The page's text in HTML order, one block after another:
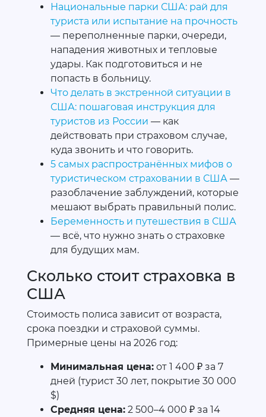
Национальные парки США: рай для
туриста или испытание на прочность
— переполненные парки, очереди,
нападения животных и тепловые
удары. Как подготовиться и не
попасть в больницу.
Что делать в экстренной ситуации в
США: пошаговая инструкция для
туристов из России — как
действовать при страховом случае,
куда звонить и что говорить.
5 самых распространённых мифов о
туристическом страховании в США —
разоблачение заблуждений, которые
мешают выбрать правильный полис.
Беременность и путешествия в США
— всё, что нужно знать о страховке
для будущих мам.
Сколько стоит страховка в
США
Стоимость полиса зависит от возраста,
срока поездки и страховой суммы.
Примерные цены на 2026 год:
Минимальная цена: от 1 400 ₽ за 7
дней (турист 30 лет, покрытие 30 000
$)
Средняя цена: 2 500–4 000 ₽ за 14